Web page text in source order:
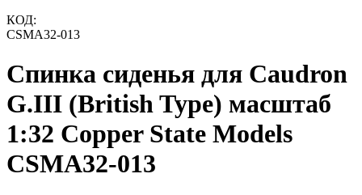
КОД:
CSMA32-013
Спинка сиденья для Caudron
G.III (British Type) масштаб
1:32 Copper State Models
CSMA32-013